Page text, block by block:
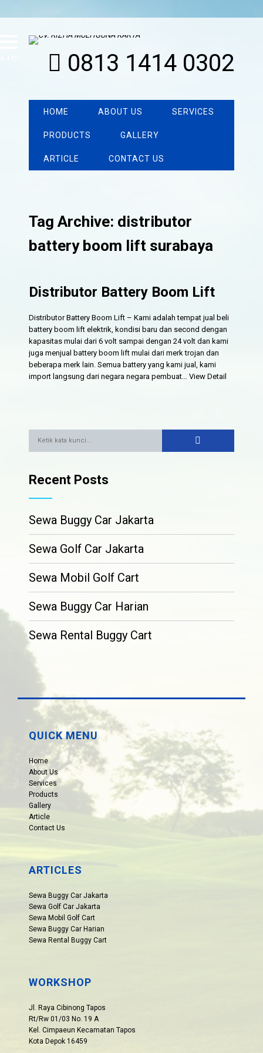
0813 1414 0302
HOME ABOUT US SERVICES
PRODUCTS GALLERY
ARTICLE CONTACT US
Tag Archive: distributor
battery boom lift surabaya
Distributor Battery Boom Lift
Distributor Battery Boom Lift – Kami adalah tempat jual beli
battery boom lift elektrik, kondisi baru dan second dengan
kapasitas mulai dari 6 volt sampai dengan 24 volt dan kami
juga menjual battery boom lift mulai dari merk trojan dan
beberapa merk lain. Semua battery yang kami jual, kami
import langsung dari negara negara pembuat…View Detail
Recent Posts
Sewa Buggy Car Jakarta
Sewa Golf Car Jakarta
Sewa Mobil Golf Cart
Sewa Buggy Car Harian
Sewa Rental Buggy Cart
QUICK MENU
Home
About Us
Services
Products
Gallery
Article
Contact Us
ARTICLES
Sewa Buggy Car Jakarta
Sewa Golf Car Jakarta
Sewa Mobil Golf Cart
Sewa Buggy Car Harian
Sewa Rental Buggy Cart
WORKSHOP
Jl. Raya Cibinong Tapos
Rt/Rw 01/03 No. 19 A
Kel. Cimpaeun Kecamatan Tapos
Kota Depok 16459